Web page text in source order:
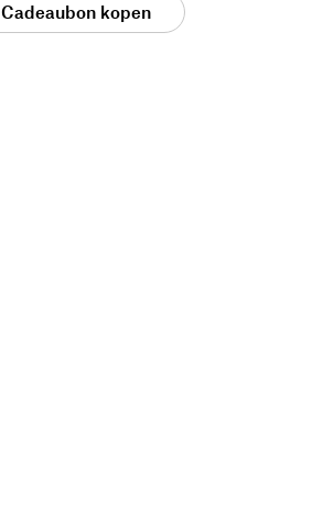
Cadeaubon kopen